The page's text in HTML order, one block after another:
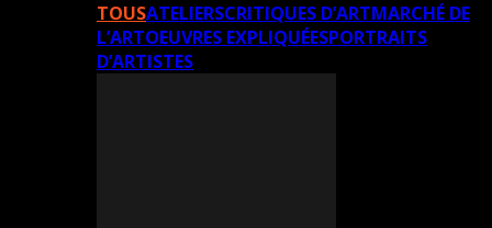
TOUSATELIERSCRITIQUES D’ARTMARCHÉ DE
L’ARTOEUVRES EXPLIQUÉESPORTRAITS
D’ARTISTES